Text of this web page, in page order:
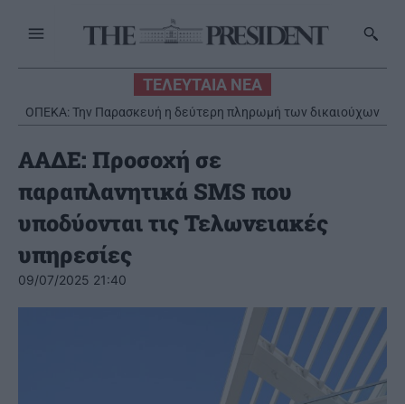
ΤΕΛΕΥΤΑΙΑ ΝΕΑ
ΟΠΕΚΑ: Την Παρασκευή η δεύτερη πληρωμή των δικαιούχων
του Λογαριασμού Αγροτικής Εστίας
ΑΑΔΕ: Προσοχή σε
παραπλανητικά SMS που
υποδύονται τις Τελωνειακές
υπηρεσίες
09/07/2025 21:40